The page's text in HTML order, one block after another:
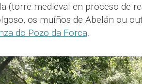
(torre medieval en proceso de
os muíños de Abelán ou
do Pozo da Forca.